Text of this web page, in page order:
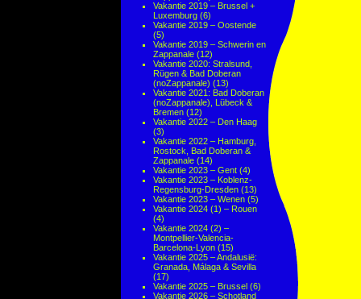
Vakantie 2019 – Brussel +
Luxemburg (6)
Vakantie 2019 – Oostende
(5)
Vakantie 2019 – Schwerin en
Zappanale (12)
Vakantie 2020: Stralsund,
Rügen & Bad Doberan
(noZappanale) (13)
Vakantie 2021: Bad Doberan
(noZappanale), Lübeck &
Bremen (12)
Vakantie 2022 – Den Haag
(3)
Vakantie 2022 – Hamburg,
Rostock, Bad Doberan &
Zappanale (14)
Vakantie 2023 – Gent (4)
Vakantie 2023 – Koblenz-
Regensburg-Dresden (13)
Vakantie 2023 – Wenen (5)
Vakantie 2024 (1) – Rouen
(4)
Vakantie 2024 (2) –
Montpellier-Valencia-
Barcelona-Lyon (15)
Vakantie 2025 – Andalusië:
Granada, Málaga & Sevilla
(17)
Vakantie 2025 – Brussel (6)
Vakantie 2026 – Schotland